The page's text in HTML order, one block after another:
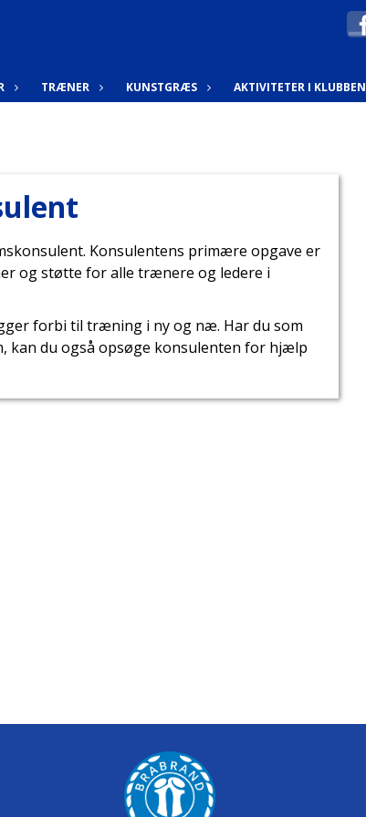
TRÆNER KUNSTGRÆS AKTIVITETER I KLUBBEN
Konsulentens primære opgave er
og støtte for alle trænere og ledere i
forbi til træning i ny og næ. Har du som
kan du også opsøge konsulenten for hjælp